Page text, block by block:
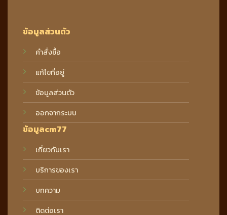
ข้อมูลส่วนตัว
คำสั่งซื้อ
แก้ไขที่อยู่
ข้อมูลส่วนตัว
ออกจากระบบ
ข้อมูลcm77
เกี่ยวกับเรา
บริการของเรา
บทความ
ติดต่อเรา